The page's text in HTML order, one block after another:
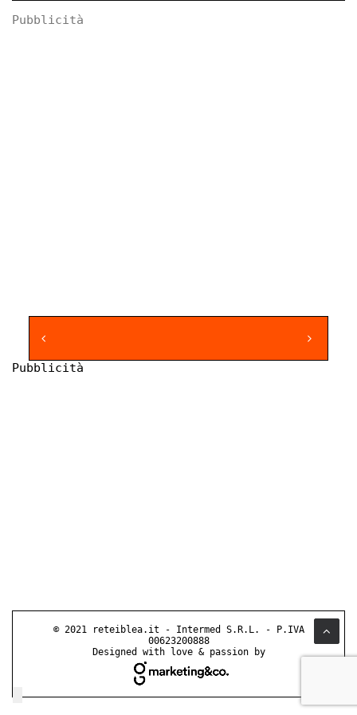
Pubblicità
Pubblicità
© 2021 reteiblea.it - Intermed S.R.L. - P.IVA
00623200888
Designed with love & passion by